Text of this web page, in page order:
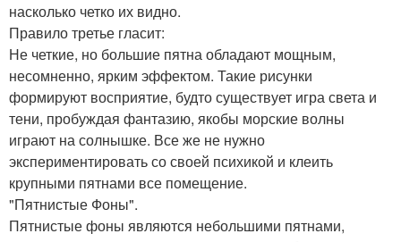
насколько четко их видно.
Правило третье гласит:
Не четкие, но большие пятна обладают мощным,
несомненно, ярким эффектом. Такие рисунки
формируют восприятие, будто существует игра света и
тени, пробуждая фантазию, якобы морские волны
играют на солнышке. Все же не нужно
экспериментировать со своей психикой и клеить
крупными пятнами все помещение.
"Пятнистые Фоны".
Пятнистые фоны являются небольшими пятнами,